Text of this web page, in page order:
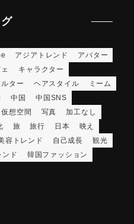
アジアトレンド
アバター
キャラクター
ター ヘアスタイル
ミーム
中国
中国SNS
仮想空間 写真
加工なし
旅 旅行 日本
映え
容トレンド 自己成長
観光
ンド
韓国ファッション